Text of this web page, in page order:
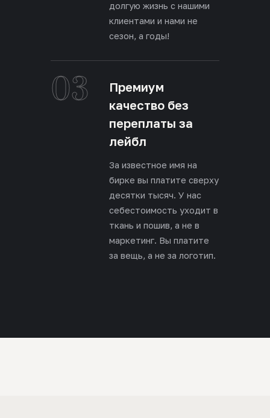
долгую жизнь с нашими
клиентами и нами не
сезон, а годы!
03
Премиум
качество без
переплаты за
лейбл
За известное имя на
бирке вы платите сверху
десятки тысяч. У нас
себестоимость уходит в
ткань и пошив, а не в
маркетинг. Вы платите
за вещь, а не за логотип.